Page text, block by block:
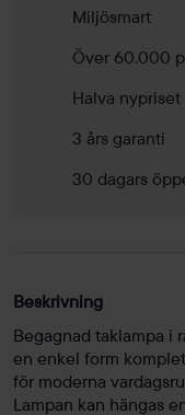
Miljösmart
Över 60.000
Halva nypriset
3 års garanti
30 dagars
Beskrivning
Begagnad taklampa i
en enkel form
för moderna
Lampan kan hängas